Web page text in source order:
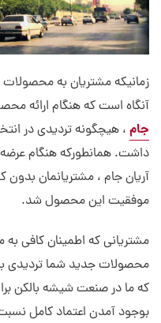
زمانیکه مشتریان به محصولات
آنگاه است که هنگام ارائه
جام ، هیچگونه تردیدی در
داشت. همانطورکه هنگام عرضه
آریان جام ، مشتریانمان بدون
موفقیت این محصول شد.
مشتریانی که اطمینان کافی به
محصولات جدید شما تردیدی
که ما در صنعت شیشه بالکن
بوجود آمدن اعتماد کامل